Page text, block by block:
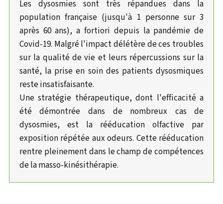
Les dysosmies sont très répandues dans la
population française (jusqu'à 1 personne sur 3
après 60 ans), a fortiori depuis la pandémie de
Covid-19. Malgré l'impact délétère de ces troubles
sur la qualité de vie et leurs répercussions sur la
santé, la prise en soin des patients dysosmiques
reste insatisfaisante.
Une stratégie thérapeutique, dont l'efficacité a
été démontrée dans de nombreux cas de
dysosmies, est la rééducation olfactive par
exposition répétée aux odeurs. Cette rééducation
rentre pleinement dans le champ de compétences
de la masso-kinésithérapie.